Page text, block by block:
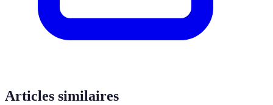
Articles similaires